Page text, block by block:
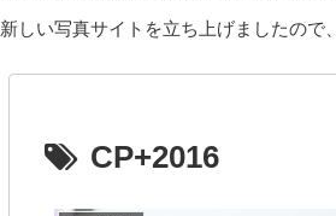
新しい写真サイトを立ち上げましたので
CP+2016